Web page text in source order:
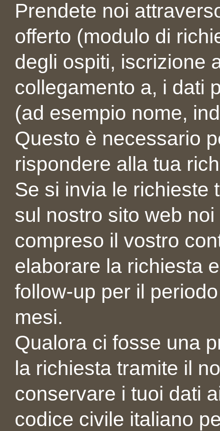
Prendete noi
offerto (modulo di
degli ospiti, iscrizione
collegamento a, i dati
(ad esempio nome,
Questo è necessario
rispondere alla tua
Se si invia le richieste
sul nostro sito web
compreso il vostro
elaborare la richiesta
follow-up per il
mesi.
Qualora ci fosse una
la richiesta tramite il
conservare i tuoi dati
codice civile italiano